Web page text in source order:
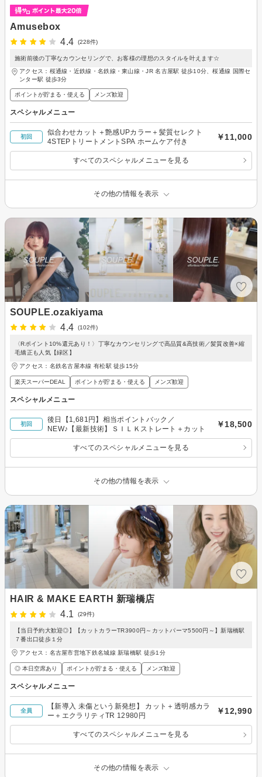
Amusebox
4.4
(228件)
施術前後の丁寧なカウンセリングで、お客様の理想のスタイルを叶えます☆
アクセス：桜通線・近鉄線・名鉄線・東山線・JR 名古屋駅 徒歩10分、桜通線 国際セ
ンター駅 徒歩3分
ポイントが貯まる・使える メンズ歓迎
スペシャルメニュー
初回
似合わせカット＋艶感UPカラー＋髪質セレクト
4STEPトリートメントSPA ホームケア付き
￥11,000
すべてのスペシャルメニューを見る
その他の情報を表示
SOUPLE.ozakiyama
4.4
(102件)
〈Rポイント10%還元あり！〉丁寧なカウンセリングで高品質&高技術／髪質改善×縮
毛矯正も人気【緑区】
アクセス：名鉄名古屋本線 有松駅 徒歩15分
楽天スーパーDEAL ポイントが貯まる・使える メンズ歓迎
スペシャルメニュー
初回
後日【1,681円】相当ポイントバック／
NEW♪【最新技術】ＳＩＬＫストレート＋カット
￥18,500
すべてのスペシャルメニューを見る
その他の情報を表示
HAIR & MAKE EARTH 新瑞橋店
4.1
(29件)
【当日予約大歓迎◎】【カットカラーTR3900円～カットパーマ5500円～】新瑞橋駅
７番出口徒歩１分
アクセス：名古屋市営地下鉄名城線 新瑞橋駅 徒歩1分
◎ 本日空席あり ポイントが貯まる・使える メンズ歓迎
スペシャルメニュー
全員
【新導入 未傷という新発想】 カット＋透明感カラ
ー＋エクラリティTR 12980円
￥12,990
すべてのスペシャルメニューを見る
その他の情報を表示